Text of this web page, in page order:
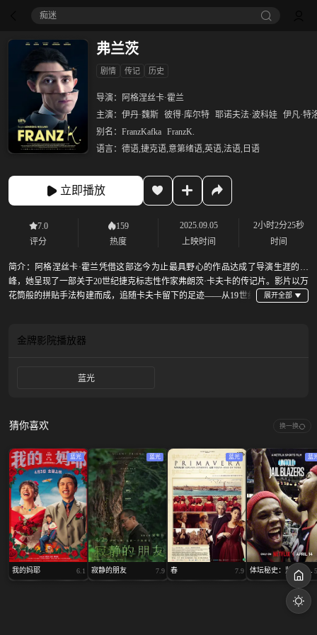
痴迷
弗兰茨
剧情 传记 历史
导演：
阿格涅丝卡·霍兰
主演： 伊丹·魏斯 彼得·库尔特 耶诺夫法·波科娃 伊凡·特
别名： FranzKafka FranzK.
语言： 德语,捷克语,意第绪语,英语,法语,日语
立即播放
7.0
评分
159
热度
2025.09.05
上映时间
2小时2分25秒
时间
简介：
阿格涅丝卡·霍兰凭借这部迄今为止最具野心的作品达成了导演生涯的巅
峰，她呈现了一部关于20世纪捷克标志性作家弗朗茨·卡夫卡的传记片。影片以万
花筒般的拼贴手法构建而成，追随卡夫卡留下的足迹——从19世纪
迹。
金牌影院播放器
蓝光
猜你喜欢 换一换
蓝光
我的妈耶 6.1
蓝光
寂静的朋友 7.9
蓝光
春 7.9
蓝
体坛秘史：监狱拓...